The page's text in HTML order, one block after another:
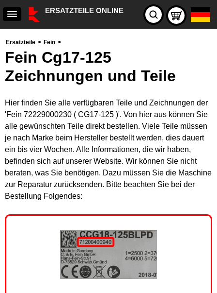
ERSATZTEILE ONLINE
Ersatzteile > Fein >
Fein Cg17-125
Zeichnungen und Teile
Hier finden Sie alle verfügbaren Teile und Zeichnungen der
'Fein 72229000230 ( CG17-125 )'. Von hier aus können Sie
alle gewünschten Teile direkt bestellen. Viele Teile müssen
je nach Marke beim Hersteller bestellt werden, dies dauert
ein bis vier Wochen. Alle Informationen, die wir haben,
befinden sich auf unserer Website. Wir können Sie nicht
beraten, was Sie benötigen. Dazu müssen Sie die Maschine
zur Reparatur zurücksenden. Bitte beachten Sie bei der
Bestellung Folgendes: